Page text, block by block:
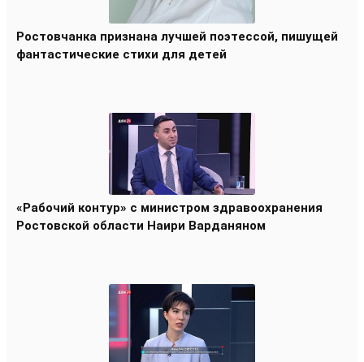
Ростовчанка признана лучшей поэтессой, пишущей
фантастические стихи для детей
«Рабочий контур» с министром здравоохранения
Ростовской области Наири Варданяном